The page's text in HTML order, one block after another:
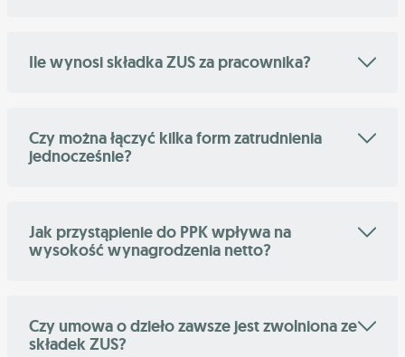
Ile wynosi składka ZUS za pracownika?
Czy można łączyć kilka form zatrudnienia
jednocześnie?
Jak przystąpienie do PPK wpływa na
wysokość wynagrodzenia netto?
Czy umowa o dzieło zawsze jest zwolniona ze
składek ZUS?